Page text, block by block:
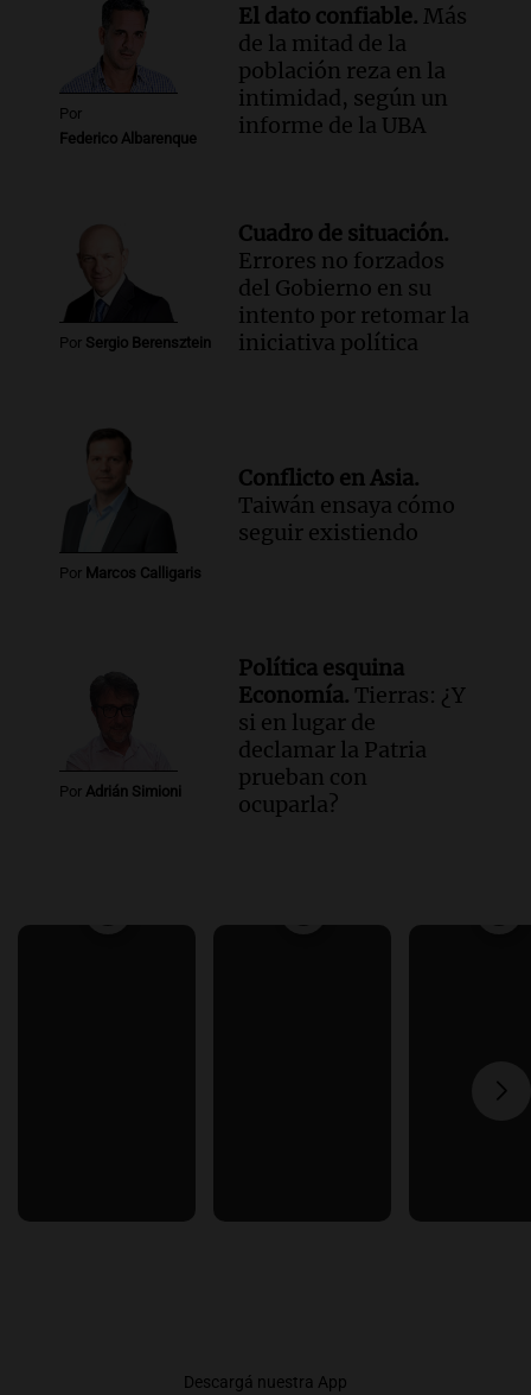
Por
Federico Albarenque
El dato confiable. Más
de la mitad de la
población reza en la
intimidad, según un
informe de la UBA
Por Sergio Berensztein
Cuadro de situación.
Errores no forzados
del Gobierno en su
intento por retomar la
iniciativa política
Por Marcos Calligaris
Conflicto en Asia.
Taiwán ensaya cómo
seguir existiendo
Por Adrián Simioni
Política esquina
Economía. Tierras: ¿Y
si en lugar de
declamar la Patria
prueban con
ocuparla?
Descargá nuestra App